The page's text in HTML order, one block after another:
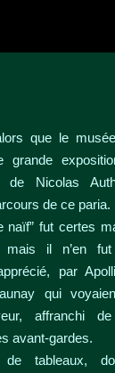
que le
grande
de Nicolas
de ce
naïf” fut certes
mais il n’en
par
qui
affranchi
avant-gardes.
de tableaux,